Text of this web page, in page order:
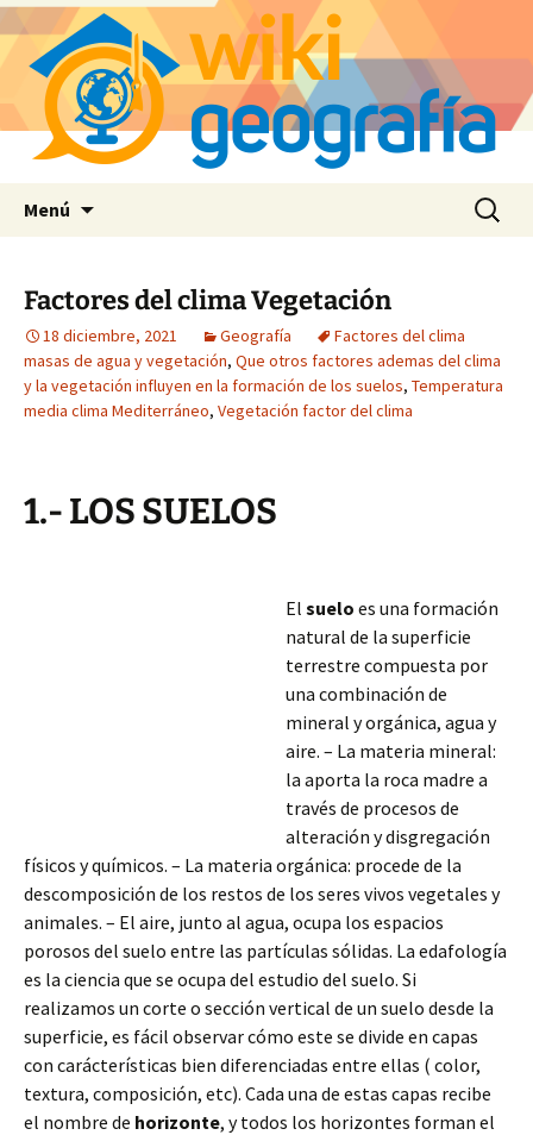
Menú Buscar:
Factores del clima Vegetación
18 diciembre, 2021 Geografía
Factores del clima
masas de agua y vegetación, Que otros factores ademas del clima
y la vegetación influyen en la formación de los suelos, Temperatura
media clima Mediterráneo, Vegetación factor del clima
1.- LOS SUELOS
El suelo es una formación
natural de la superficie
terrestre compuesta por
una combinación de
mineral y orgánica, agua y
aire. – La materia mineral:
la aporta la roca madre a
través de procesos de
alteración y disgregación
físicos y químicos. – La materia orgánica: procede de la
descomposición de los restos de los seres vivos vegetales y
animales. – El aire, junto al agua, ocupa los espacios
porosos del suelo entre las partículas sólidas. La edafología
es la ciencia que se ocupa del estudio del suelo. Si
realizamos un corte o sección vertical de un suelo desde la
superficie, es fácil observar cómo este se divide en capas
con carácterísticas bien diferenciadas entre ellas ( color,
textura, composición, etc). Cada una de estas capas recibe
el nombre de horizonte, y todos los horizontes forman el